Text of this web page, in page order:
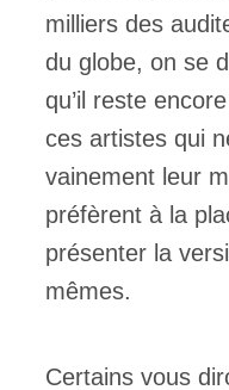
milliers des
du globe, on se
qu’il reste
ces artistes qui
vainement leur
préfèrent à la
présenter la
mêmes.
Certains vous